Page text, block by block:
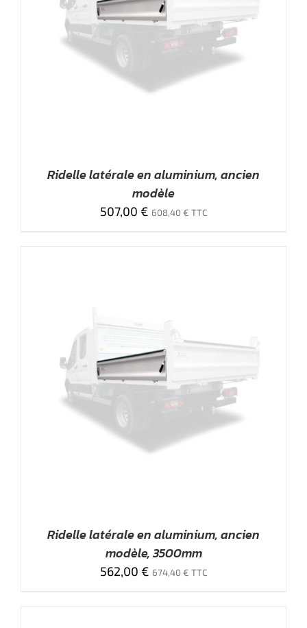
Ridelle latérale en aluminium, ancien
modèle
507,00 € 608,40€ TTC
Ridelle latérale en aluminium, ancien
modèle, 3500mm
562,00 € 674,40€ TTC